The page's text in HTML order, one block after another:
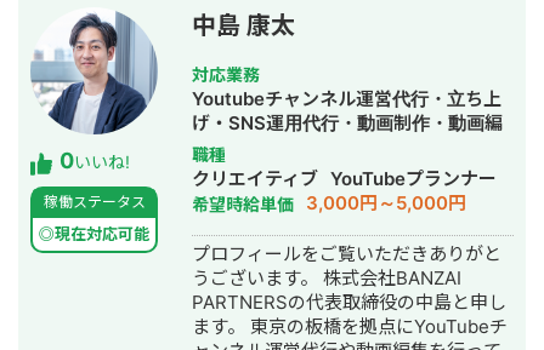
から運営まで、幅広く携わりました。
並行してフリーの案件としてはミュー
ジックスクールやカフェのロゴ、マス
コットキャラクターのデザイン、DMや
パンフレット、TシャツデザインやCD
ジャケットデザインなど。 デザインは
じっくりと煮詰めて行うスタイルで
す。少々お時間はいただくかもしれま
せんが、がんばって制作いたします。
また文字要素のある デザインの場合、
原稿をそのままコピペ、という安易な
制作は行いません。より適切な表現に
なるように考え、ご提案いたします。
2022年よりプレミアプロでの動画編集
業→製造会社でのプラントエンジニア
を経てEC専門のマーケターへ転職。主
にGoogle、Metaの広告運用を中心に
担当。 ◆実績 ・地方レトルト食品EC
の立ち上げ支援。自社サイトへの集客
を行い、売上0→10万/月 を1か月で達
成。 ・ポータルサイトへの集客対策
で、サイト構造の改善を実施し300
万-400万PV/月を達成。 ・単価4000-
5000円のギフト食品ECの広告運用を
見直し、CPAの半減を達成。 ・スポー
ツジム Google広告運用、住宅関連
Meta広告運用経験もあり
0いいね!
稼働ステータス
◎現在対応可能
中島 康太
対応業務
Youtubeチャンネル運営代行・立ち上
げ・SNS運用代行・動画制作・動画編
集
職種
クリエイティブ YouTubeプランナー
希望時給単価 3,000円～5,000円
プロフィールをご覧いただきありがと
うございます。 株式会社BANZAI
PARTNERSの代表取締役の中島と申し
ます。 東京の板橋を拠点にYouTubeチ